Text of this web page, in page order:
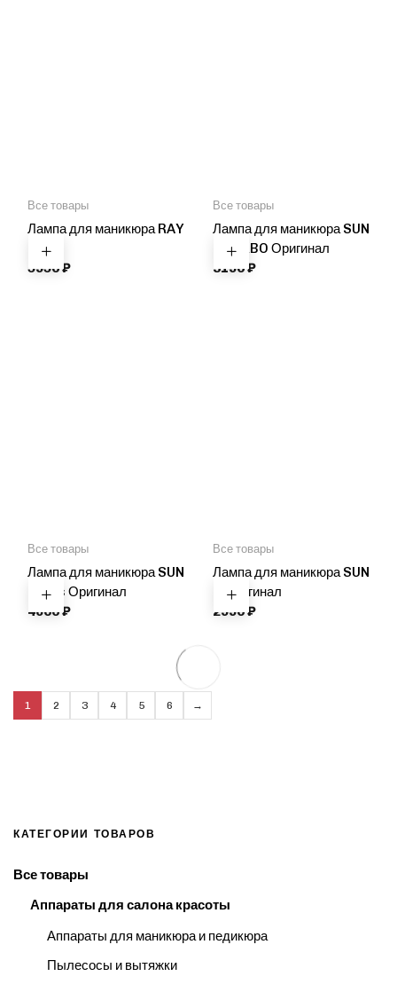
Все товары
Лампа для маникюра RAY
Metal
5950₽
Все товары
Лампа для маникюра SUN
1 TURBO Оригинал
3190₽
Все товары
Лампа для маникюра SUN
5 Plus Оригинал
4600₽
Все товары
Лампа для маникюра SUN
8 Оригинал
2990₽
1 2 3 4 5 6 →
КАТЕГОРИИ ТОВАРОВ
Все товары
Аппараты для салона красоты
Аппараты для маникюра и педикюра
Пылесосы и вытяжки